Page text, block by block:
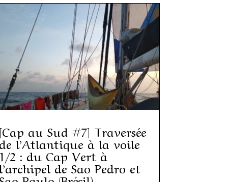
au Sud #7] Traversée
l’Atlantique à la voile
2 : du Cap Vert à
de Sao Pedro et